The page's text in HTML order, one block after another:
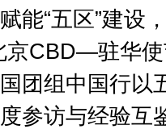
能“五区”建设
京CBD—驻华使
团组中国行以
参访与经验互